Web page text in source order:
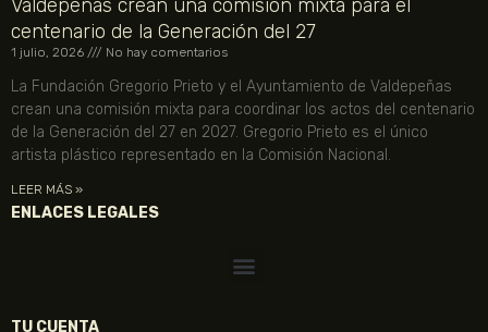
Valdepeñas crean una comisión mixta para el
centenario de la Generación del 27
1 julio, 2026 No hay comentarios
La Fundación Gregorio Prieto y el Ayuntamiento de Valdepeñas
crean una comisión mixta para coordinar los actos del centenario
de la Generación del 27 en 2027. Gregorio Prieto es el único
artista plástico representado en la Comisión Nacional.
LEER MÁS »
ENLACES LEGALES
TU CUENTA